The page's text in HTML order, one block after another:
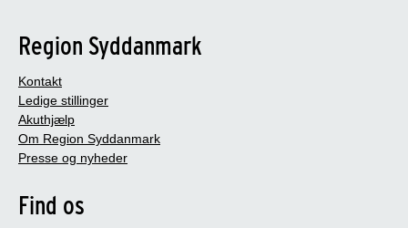
Region Syddanmark
Kontakt
Ledige stillinger
Akuthjælp
Om Region Syddanmark
Presse og nyheder
Find os